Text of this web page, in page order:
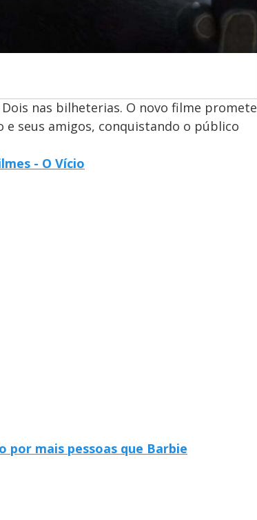
nas bilheterias. O novo filme promete
seus amigos, conquistando o público
- O Vício
por mais pessoas que Barbie